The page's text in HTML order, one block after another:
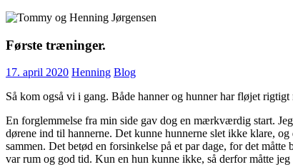
Første træninger.
17. april 2020 Henning Blog
Så kom også vi i gang. Både hanner og hunner har fløjet
En forglemmelse fra min side gav dog en mærkværdig start.
dørene ind til hannerne. Det kunne hunnerne slet ikke klare,
sammen. Det betød en forsinkelse på et par dage, for det
var rum og god tid. Kun en hun kunne ikke, så derfor måtte